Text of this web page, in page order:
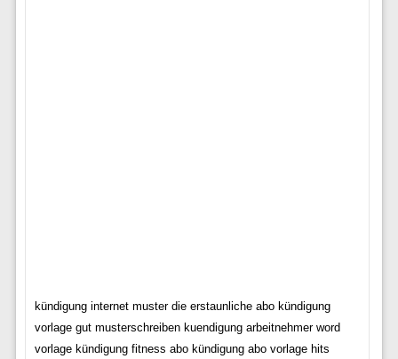
kündigung internet muster die erstaunliche abo kündigung
vorlage gut musterschreiben kuendigung arbeitnehmer word
vorlage kündigung fitness abo kündigung abo vorlage hits